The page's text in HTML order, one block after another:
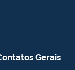
Gerais